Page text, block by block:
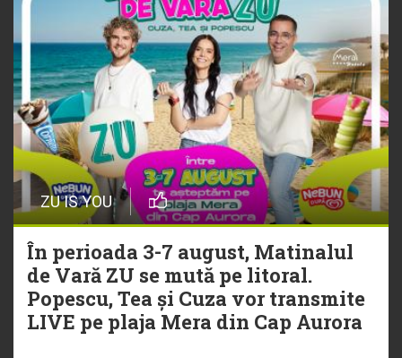
ZU IS YOU
În perioada 3-7 august, Matinalul
de Vară ZU se mută pe litoral.
Popescu, Tea și Cuza vor transmite
LIVE pe plaja Mera din Cap Aurora